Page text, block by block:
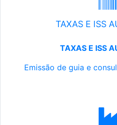
TAXAS E ISS
TAXAS E ISS
Emissão de guia e